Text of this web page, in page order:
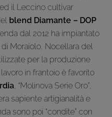
il Leccino cultivar
blend Diamante – DOP
dal 2012 ha impiantato
Moraiolo, Nocellara del
per la produzione
lavoro in frantoio è favorito
, “Molinova Serie Oro”,
sapiente artigianalità e
sono poi “condite” con